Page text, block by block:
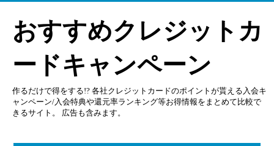
おすすめクレジットカ
ードキャンペーン
作るだけで得をする!? 各社クレジットカードのポイントが貰える入会キ
ャンペーン/入会特典や還元率ランキング等お得情報をまとめて比較で
きるサイト。 広告も含みます。